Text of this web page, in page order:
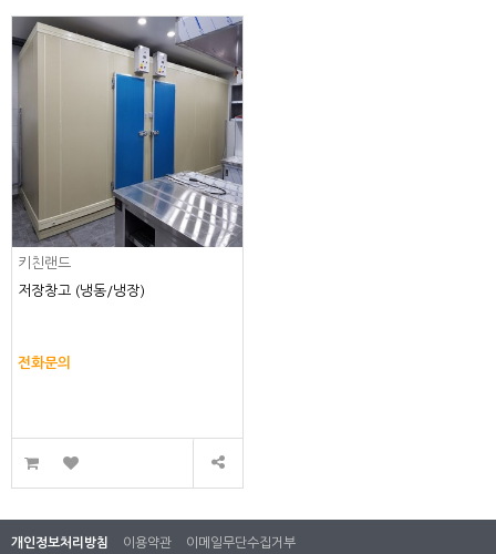
키친랜드
저장창고 (냉동/냉장)
전화문의
개인정보처리방침 이용약관 이메일무단수집거부